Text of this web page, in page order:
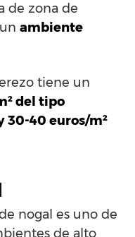
de zona de
ambiente
tiene un
del tipo
30-40 euros/m²
nogal es uno de
de alto